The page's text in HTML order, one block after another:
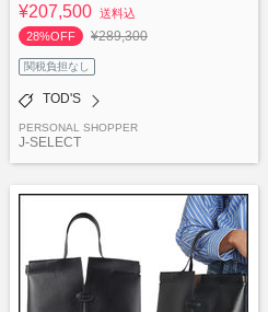
¥207,500 送料込
28%OFF
¥289,300
関税負担なし
TOD'S
PERSONAL SHOPPER
J-SELECT